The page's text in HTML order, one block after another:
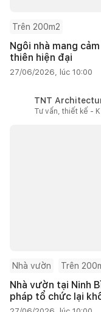
Trên 200m2
Ngôi nhà mang
thiên hiện đại
27/06/2026, lúc 10:00
TNT
Tư vấn, thiết kế -
Nhà vườn Trên
Nhà vườn tại Ninh
pháp tổ chức lại